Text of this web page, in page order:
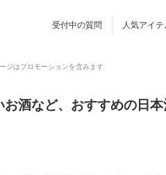
受付中の質問 人気アイテ
ジはプロモーションを含みます
酒など、おすすめの日